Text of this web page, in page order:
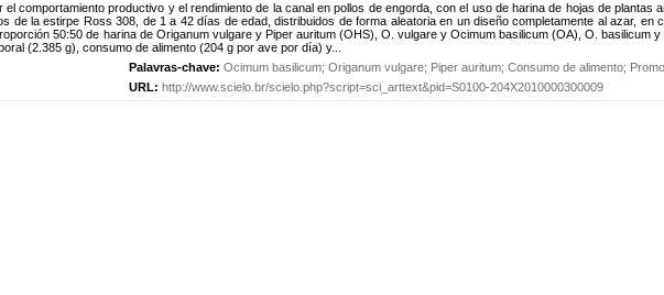
comportamiento productivo y el rendimiento de la canal en pollos de engorda, con el uso de harina de hojas de plantas
de la estirpe Ross 308, de 1 a 42 días de edad, distribuidos de forma aleatoria en un diseño completamente al azar, en
50:50 de harina de Origanum vulgare y Piper auritum (OHS), O. vulgare y Ocimum basilicum (OA), O. basilicum
(2.385 g), consumo de alimento (204 g por ave por día) y...
Palavras-chave: Ocimum basilicum; Origanum vulgare; Piper auritum; Consumo de alimento;
URL: http://www.scielo.br/scielo.php?script=sci_arttext&pid=S0100-204X2010000300009